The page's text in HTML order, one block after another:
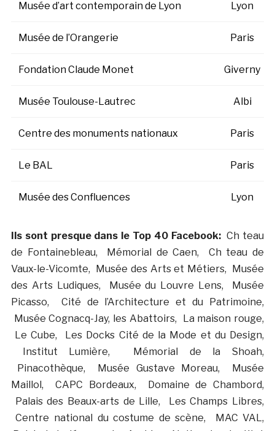
Musée d’art contemporain de Lyon Lyon
Musée de l’Orangerie Paris
Fondation Claude Monet Giverny
Musée Toulouse-Lautrec Albi
Centre des monuments nationaux Paris
Le BAL Paris
Musée des Confluences Lyon
Ils sont presque dans le Top 40 Facebook:Ch teau
de Fontainebleau, Mémorial de Caen, Ch teau de
Vaux-le-Vicomte, Musée des Arts et Métiers, Musée
des Arts Ludiques, Musée du Louvre Lens, Musée
Picasso, Cité de l’Architecture et du Patrimoine,
Musée Cognacq-Jay, les Abattoirs, La maison rouge,
Le Cube, Les Docks Cité de la Mode et du Design,
Institut Lumière, Mémorial de la Shoah,
Pinacothèque, Musée Gustave Moreau, Musée
Maillol, CAPC Bordeaux, Domaine de Chambord,
Palais des Beaux-arts de Lille, Les Champs Libres,
Centre national du costume de scène, MAC VAL,